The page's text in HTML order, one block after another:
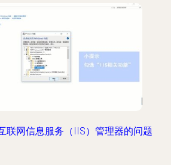
联网信息服务（IIS）管理器的问题